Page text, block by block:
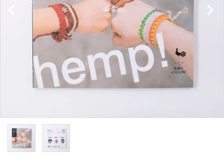
用途から探す
SHOP
店舗
CONTACT